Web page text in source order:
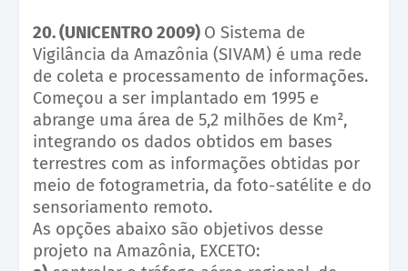
20. (UNICENTRO 2009) O Sistema de
Vigilância da Amazônia (SIVAM) é uma rede
de coleta e processamento de informações.
Começou a ser implantado em 1995 e
abrange uma área de 5,2 milhões de Km²,
integrando os dados obtidos em bases
terrestres com as informações obtidas por
meio de fotogrametria, da foto-satélite e do
sensoriamento remoto.
As opções abaixo são objetivos desse
projeto na Amazônia, EXCETO: